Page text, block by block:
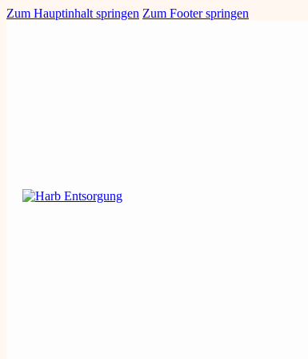
Zum Hauptinhalt springen Zum Footer springen